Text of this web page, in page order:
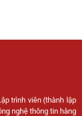
trình viên (thành lập
nghệ thông tin hàng